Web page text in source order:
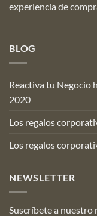
experiencia de
BLOG
Reactiva tu Negocio
2020
Los regalos
Los regalos
NEWSLETTER
Suscríbete a